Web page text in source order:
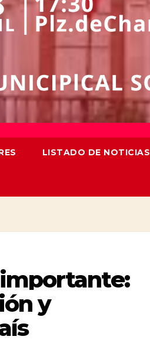
LISTADO DE NOTICIAS
importante:
y